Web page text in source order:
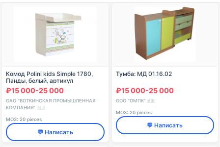
Товары — Комоды, тумбы и трюмо
Комод Polini kids Simple 1780,
Панды, белый, артикул
0001315.9.4
₽15 000-25 000
ОАО "ВОТКИНСКАЯ ПРОМЫШЛЕННАЯ
КОМПАНИЯ"
🇷🇺
МОЗ: 20 pieces
💬 Написать
Тумба: МД 01.16.02
₽15 000-25 000
ООО "ОМПК" 🇷🇺
МОЗ: 20 pieces
💬 Написать